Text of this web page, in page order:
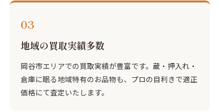
03
地域の買取実績多数
岡谷市エリアでの買取実績が豊富です。蔵・押入れ・
倉庫に眠る地域特有のお品物も、プロの目利きで適正
価格にて査定いたします。